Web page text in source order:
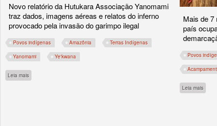
Novo relatório da Hutukara Associação Yanomami
traz dados, imagens aéreas e relatos do inferno
provocado pela invasão do garimpo ilegal
Povos indígenas Amazônia Terras Indígenas
Yanomami Ye'kwana
Leia mais
Mais de 7
país
Povos
Leia mais